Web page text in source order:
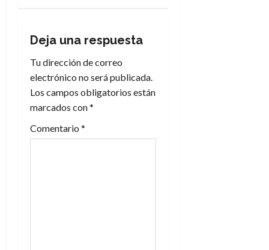
c
i
ó
n
Deja una respuesta
Tu dirección de correo
electrónico no será publicada.
Los campos obligatorios están
marcados con*
Comentario *